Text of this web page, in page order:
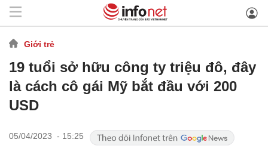
Giới trẻ
19 tuổi sở hữu công ty triệu đô, đây
là cách cô gái Mỹ bắt đầu với 200
USD
05/04/2023 - 15:25